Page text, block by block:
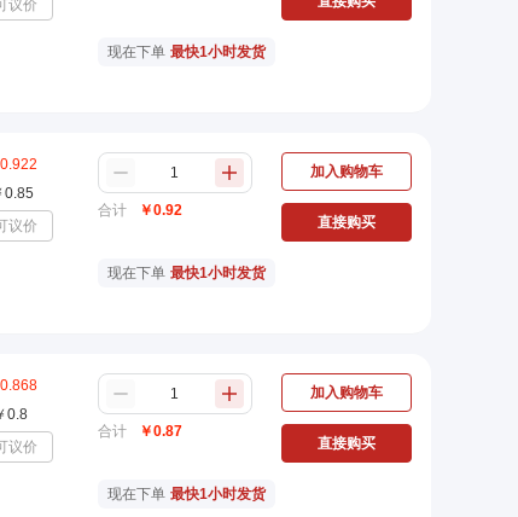
议价
现在下单 最快1小时发货
0.922
0.85
议价
合计 ￥0.92
加入购物车
直接购买
现在下单 最快1小时发货
0.868
0.8
议价
合计 ￥0.87
加入购物车
直接购买
现在下单 最快1小时发货